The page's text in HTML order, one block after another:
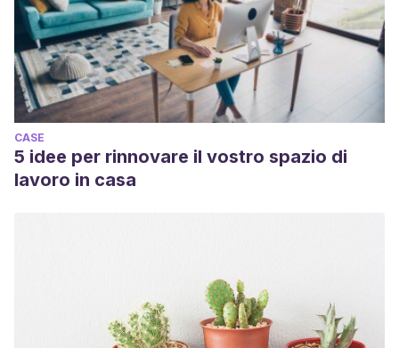
CASE
5 idee per rinnovare il vostro spazio di
lavoro in casa